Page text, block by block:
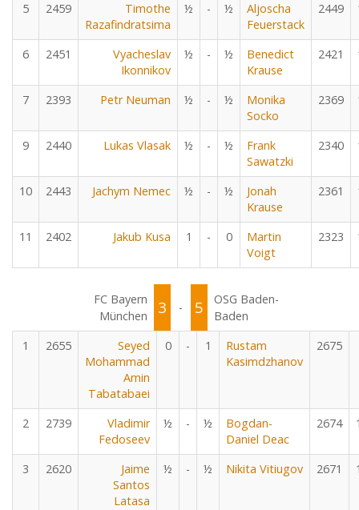
5 2459
Timothe
Razafindratsima
½ - ½
Aljoscha
Feuerstack
2449
6 2451
Vyacheslav
Ikonnikov
½ - ½
Benedict
Krause
2421
7 2393 Petr Neuman ½ - ½
Monika
Socko
2369
9 2440 Lukas Vlasak ½ - ½
Frank
Sawatzki
2340
10 2443 Jachym Nemec ½ - ½
Jonah
Krause
2361
11 2402 Jakub Kusa 1 - 0
Martin
Voigt
2323
FC Bayern
München
3 - 5
OSG Baden-
Baden
1
2655
Seyed
Mohammad
Amin
Tabatabaei
0 - 1
Rustam
Kasimdzhanov
2675
2 2739
Vladimir
Fedoseev
½ - ½
Bogdan-
Daniel Deac
2674
3 2620
Jaime
Santos
Latasa
½ - ½ Nikita Vitiugov 2671